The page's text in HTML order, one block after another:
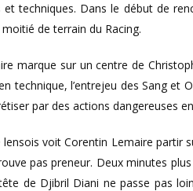
techniques. Dans le début de
de terrain du Racing.
marque sur un centre de
technique, l’entrejeu des Sang et
par des actions dangereuses
voit Corentin Lemaire partir
pas preneur. Deux minutes plus
de Djibril Diani ne passe pas